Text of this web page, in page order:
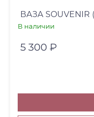
ВАЗА
В наличии
5 300 ₽